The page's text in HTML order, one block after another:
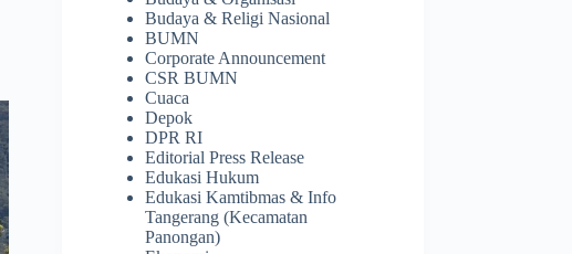
Budaya & Religi Nasional
BUMN
Corporate Announcement
CSR BUMN
Cuaca
Depok
DPR RI
Editorial Press Release
Edukasi Hukum
Edukasi Kamtibmas & Info
Tangerang (Kecamatan
Panongan)